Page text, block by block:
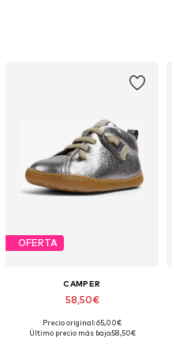
OFERTA
CAMPER
58,50€
Precio original: 65,00€
Último precio más bajo:58,50€